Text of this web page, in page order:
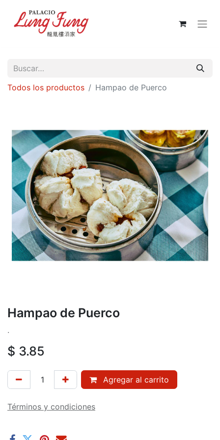
Todos los productos Hampao de Puerco
Hampao de Puerco
.
$ 3.85
Agregar al carrito
Términos y condiciones